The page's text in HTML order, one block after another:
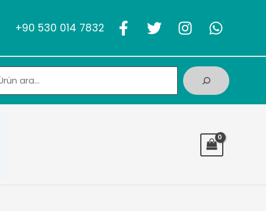
+90 530 014 7832